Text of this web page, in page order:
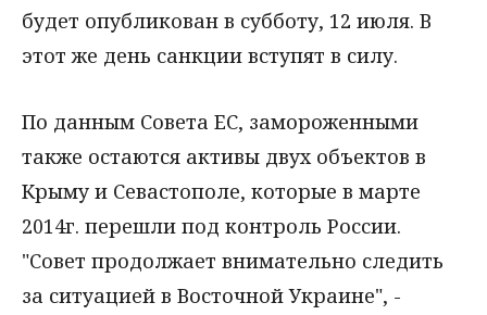
будет опубликован в субботу, 12 июля. В
этот же день санкции вступят в силу.
По данным Совета ЕС, замороженными
также остаются активы двух объектов в
Крыму и Севастополе, которые в марте
2014г. перешли под контроль России.
"Совет продолжает внимательно следить
за ситуацией в Восточной Украине", -